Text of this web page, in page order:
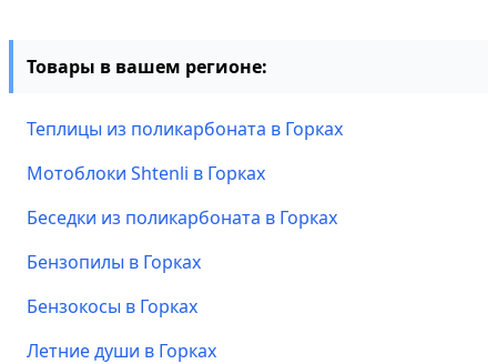
Товары в вашем регионе:
Теплицы из поликарбоната в Горках
Мотоблоки Shtenli в Горках
Беседки из поликарбоната в Горках
Бензопилы в Горках
Бензокосы в Горках
Летние души в Горках